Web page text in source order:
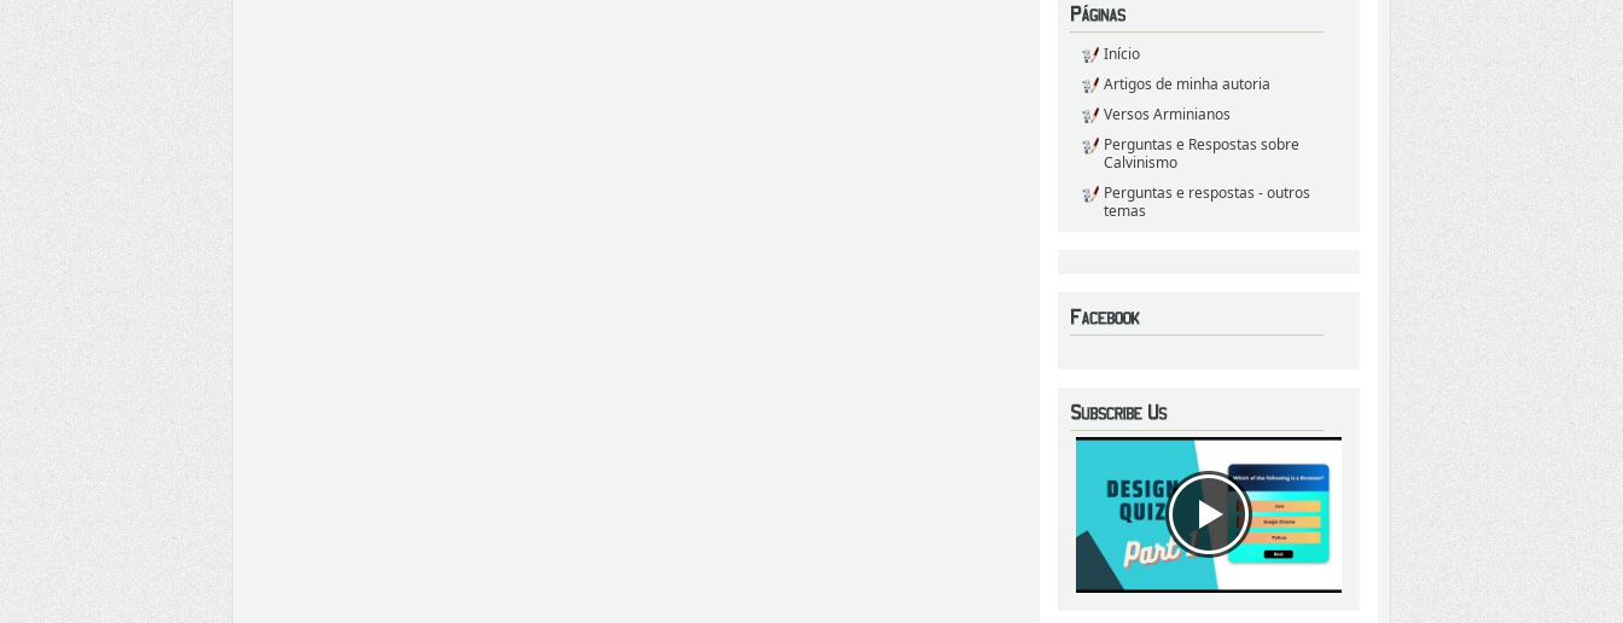
Início
Artigos de minha autoria
Versos Arminianos
Perguntas e Respostas sobre
Calvinismo
Perguntas e respostas - outros
temas